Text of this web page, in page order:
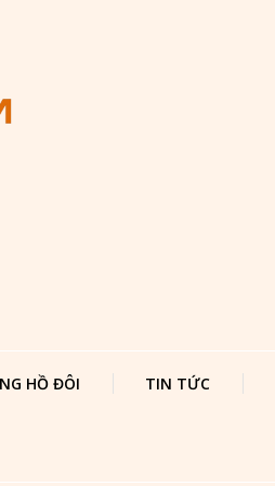
HỒ ĐÔI TIN TỨC